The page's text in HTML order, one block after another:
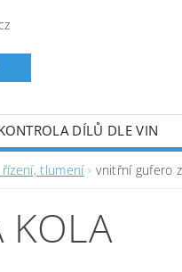
DÍLŮ DLE VIN
řízení, tlumení vnitřní gufero
KOLA